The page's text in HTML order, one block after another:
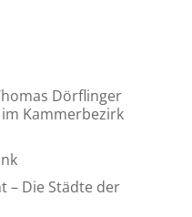
Dörflinger
Kammerbezirk
– Die Städte der